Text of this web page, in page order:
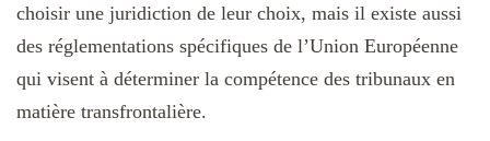
choisir une juridiction de leur choix, mais il existe aussi
des réglementations spécifiques de l’Union Européenne
qui visent à déterminer la compétence des tribunaux en
matière transfrontalière.